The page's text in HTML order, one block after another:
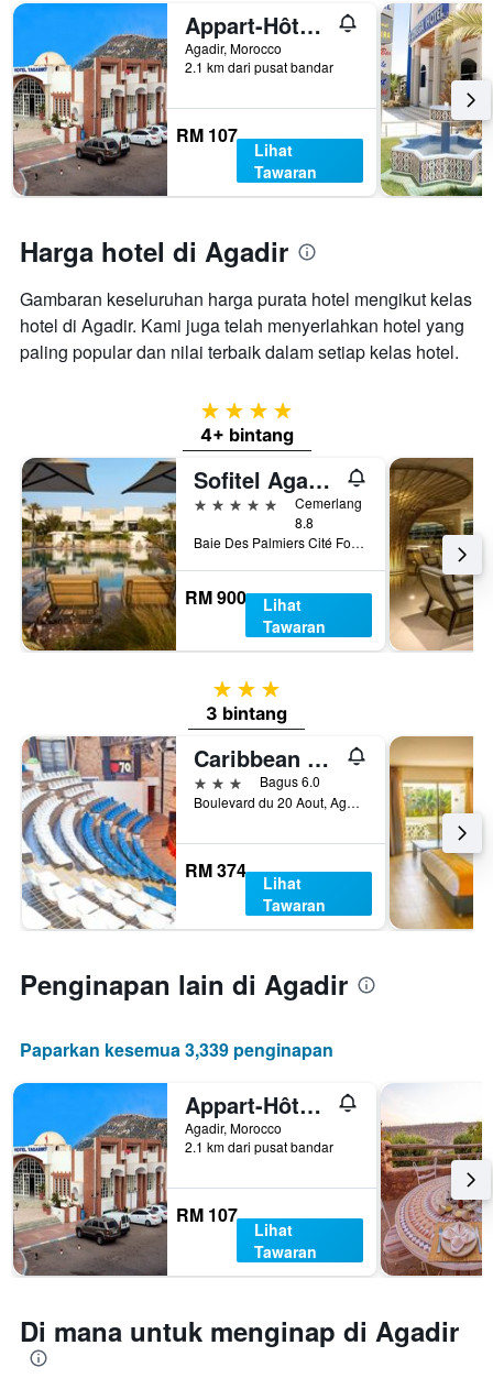
Appart-Hôtel Tagadirt
Agadir, Morocco
2.1 km dari pusat bandar
RM 107
Lihat
Tawaran
Harga hotel di Agadir
Gambaran keseluruhan harga purata hotel mengikut kelas
hotel di Agadir. Kami juga telah menyerlahkan hotel yang
paling popular dan nilai terbaik dalam setiap kelas hotel.
4 bintang
4+ bintang
Sofitel Agadir Thalassa sea & spa
5 bintang
Cemerlang
8.8
Baie Des Palmiers Cité Founty P5 Secteur Touristique, Agadir, Morocco
RM 900
Lihat
Tawaran
3 bintang
3 bintang
Caribbean Village Agador
3 bintangBagus 6.0
Boulevard du 20 Aout, Agadir, Morocco
RM 374
Lihat
Tawaran
Penginapan lain di Agadir
Paparkan kesemua 3,339 penginapan
Appart-Hôtel Tagadirt
Agadir, Morocco
2.1 km dari pusat bandar
RM 107
Lihat
Tawaran
Di mana untuk menginap di Agadir